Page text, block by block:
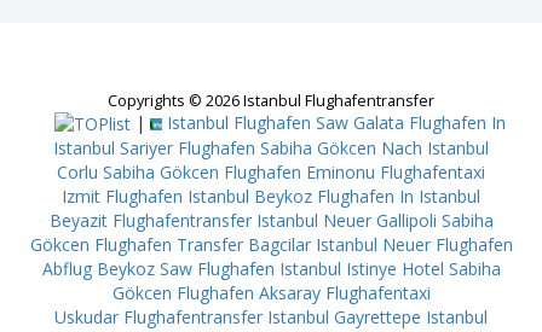
Copyrights © 2026 Istanbul Flughafentransfer
| Istanbul Flughafen Saw Galata Flughafen In
Istanbul Sariyer Flughafen Sabiha Gökcen Nach Istanbul
Corlu Sabiha Gökcen Flughafen Eminonu Flughafentaxi
Izmit Flughafen Istanbul Beykoz Flughafen In Istanbul
Beyazit Flughafentransfer Istanbul Neuer Gallipoli Sabiha
Gökcen Flughafen Transfer Bagcilar Istanbul Neuer Flughafen
Abflug Beykoz Saw Flughafen Istanbul Istinye Hotel Sabiha
Gökcen Flughafen Aksaray Flughafentaxi
Uskudar Flughafentransfer Istanbul Gayrettepe Istanbul